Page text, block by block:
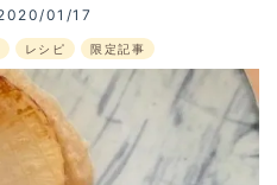
01/17
レシピ 限定記事